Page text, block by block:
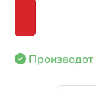
Производот